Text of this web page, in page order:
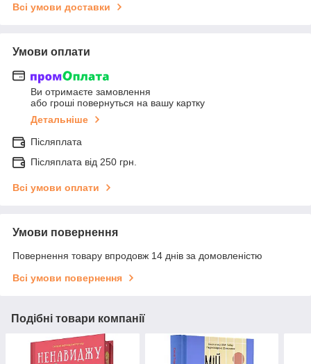
Всі умови доставки
Умови оплати
Ви отримаєте замовлення
або гроші повернуться на вашу картку
Детальніше
Післяплата
Післяплата від 250 грн.
Всі умови оплати
Умови повернення
Повернення товару впродовж 14 днів за домовленістю
Всі умови повернення
Подібні товари компанії